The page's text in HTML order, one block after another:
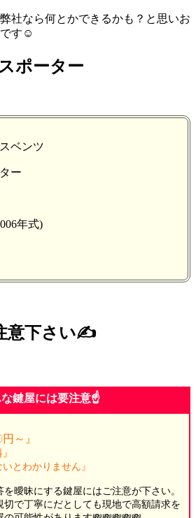
社なら何とかできるかも？と思いお
です☺️
ポーター
ベンツ
ー
年式)
意下さい✍️
な鍵屋には要注意☝️
～』
とわかりません』
曖昧にする鍵屋にはご注意が下さい。
切で丁寧にだとしても現地で高額請求を